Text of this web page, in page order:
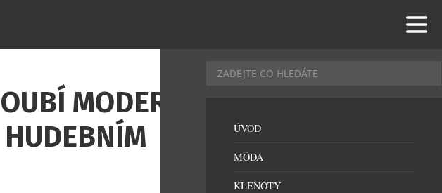
MODERNÍ
ÚVOD
MÓDA
KLENOTY